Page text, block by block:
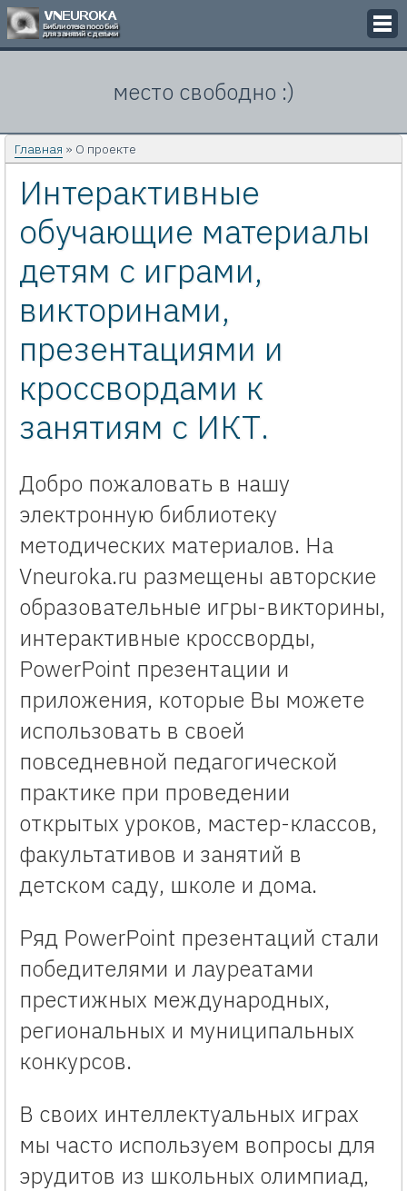
Кроссворды
Задачи
Картинки
Контакты
место свободно :)
Главная » О проекте
Интерактивные
обучающие материалы
детям с играми,
викторинами,
презентациями и
кроссвордами к
занятиям с ИКТ.
Добро пожаловать в нашу
электронную библиотеку
методических материалов. На
Vneuroka.ru размещены авторские
образовательные игры-викторины,
интерактивные кроссворды,
PowerPoint презентации и
приложения, которые Вы можете
использовать в своей
повседневной педагогической
практике при проведении
открытых уроков, мастер-классов,
факультативов и занятий в
детском саду, школе и дома.
Ряд PowerPoint презентаций стали
победителями и лауреатами
престижных международных,
региональных и муниципальных
конкурсов.
В своих интеллектуальных играх
мы часто используем вопросы для
эрудитов из школьных олимпиад,